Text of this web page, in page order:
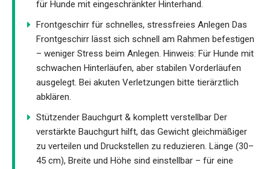
für Hunde mit eingeschränkter Hinterhand.
Frontgeschirr für schnelles, stressfreies Anlegen Das
Frontgeschirr lässt sich schnell am Rahmen befestigen
– weniger Stress beim Anlegen. Hinweis: Für Hunde mit
schwachen Hinterläufen, aber stabilen Vorderläufen
ausgelegt. Bei akuten Verletzungen bitte tierärztlich
abklären.
Stützender Bauchgurt & komplett verstellbar Der
verstärkte Bauchgurt hilft, das Gewicht gleichmäßiger
zu verteilen und Druckstellen zu reduzieren. Länge (30–
45 cm), Breite und Höhe sind einstellbar – für eine